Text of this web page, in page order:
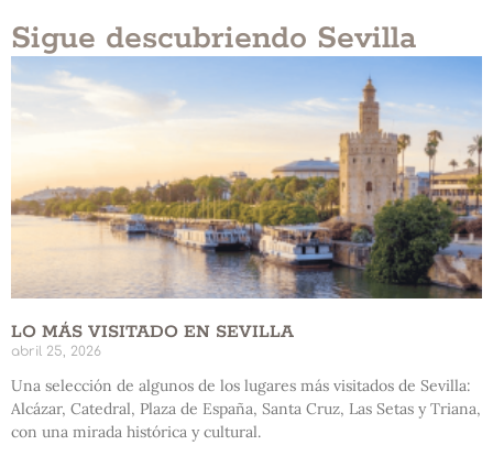
Sigue descubriendo Sevilla
LO MÁS VISITADO EN SEVILLA
abril 25, 2026
Una selección de algunos de los lugares más visitados de Sevilla:
Alcázar, Catedral, Plaza de España, Santa Cruz, Las Setas y Triana,
con una mirada histórica y cultural.